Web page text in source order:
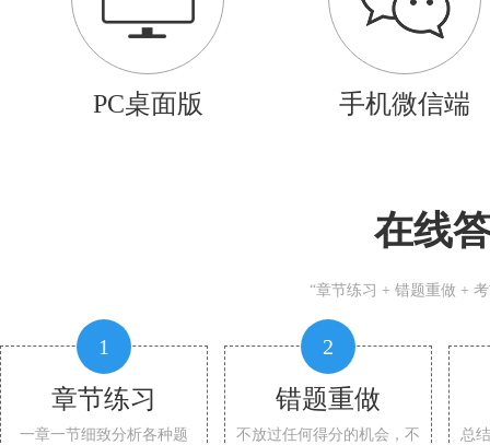
PC桌面版 手机微信端
在线
“章节练习 + 错题重做 +
1
章节练习
一章一节细致分析各种题
2
错题重做
不放过任何得分的机会，不
总